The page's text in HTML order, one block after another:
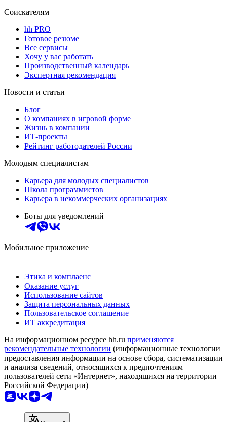
Соискателям
hh PRO
Готовое резюме
Все сервисы
Хочу у вас работать
Производственный календарь
Экспертная рекомендация
Новости и статьи
Блог
О компаниях в игровой форме
Жизнь в компании
ИТ-проекты
Рейтинг работодателей России
Молодым специалистам
Карьера для молодых специалистов
Школа программистов
Карьера в некоммерческих организациях
Боты для уведомлений
Мобильное приложение
Этика и комплаенс
Оказание услуг
Использование сайтов
Защита персональных данных
Пользовательское соглашение
ИТ аккредитация
На информационном ресурсе hh.ru применяются
рекомендательные технологии (информационные технологии
предоставления информации на основе сбора, систематизации
и анализа сведений, относящихся к предпочтениям
пользователей сети «Интернет», находящихся на территории
Российской Федерации)